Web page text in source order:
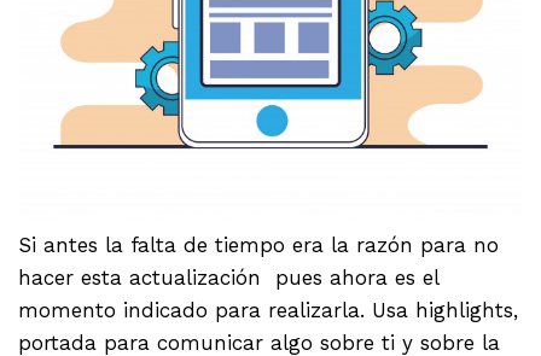
Si antes la falta de tiempo era la razón para no
hacer esta actualización pues ahora es el
momento indicado para realizarla. Usa highlights,
portada para comunicar algo sobre ti y sobre la